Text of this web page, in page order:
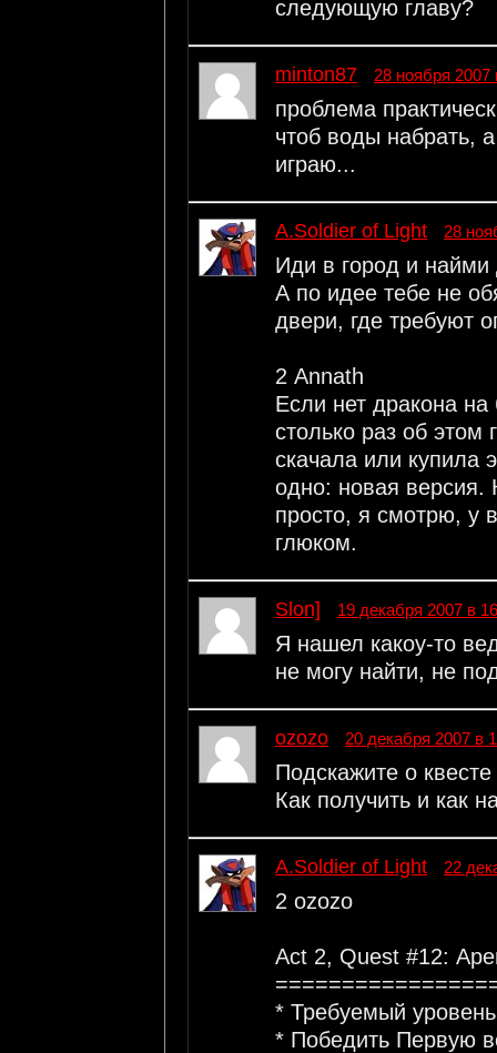
следующую главу?
minton87 28 ноября 2007
проблема
чтоб воды набрать,
играю...
A.Soldier of Light 28
Иди в город и найми
А по идее тебе не
двери, где требуют
2 Annath
Если нет дракона
столько раз об этом
скачала или купила
одно: новая версия.
просто, я смотрю, у
глюком.
Slon] 19 декабря 2007 в
Я нашел какоу-то
не могу найти, не
ozozo 20 декабря 2007 в
Подскажите о
Как получить и как
A.Soldier of Light 22
2 ozozo
Act 2, Quest #12:
* Требуемый
* Победить Первую